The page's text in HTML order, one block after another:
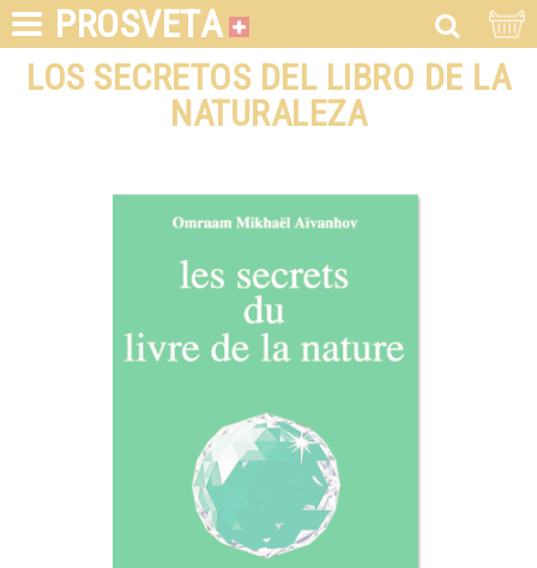
PROSVETA
LOS SECRETOS DEL LIBRO DE LA
NATURALEZA